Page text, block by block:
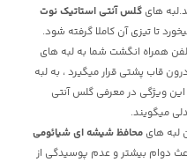
هایگلس آنتی استاتیک نوت
تا تیزی آن کاملا گرفته شود.
همراه انگشت شما به لبه های
قاب پشتی قرار میگیرد ، به لبه
ویژگی در معرفی گلس آنتی
میگویند.
لبه هایمحافظ شیشه ای شیائومی
دوام بیشتر و عدم پوسیدگی از